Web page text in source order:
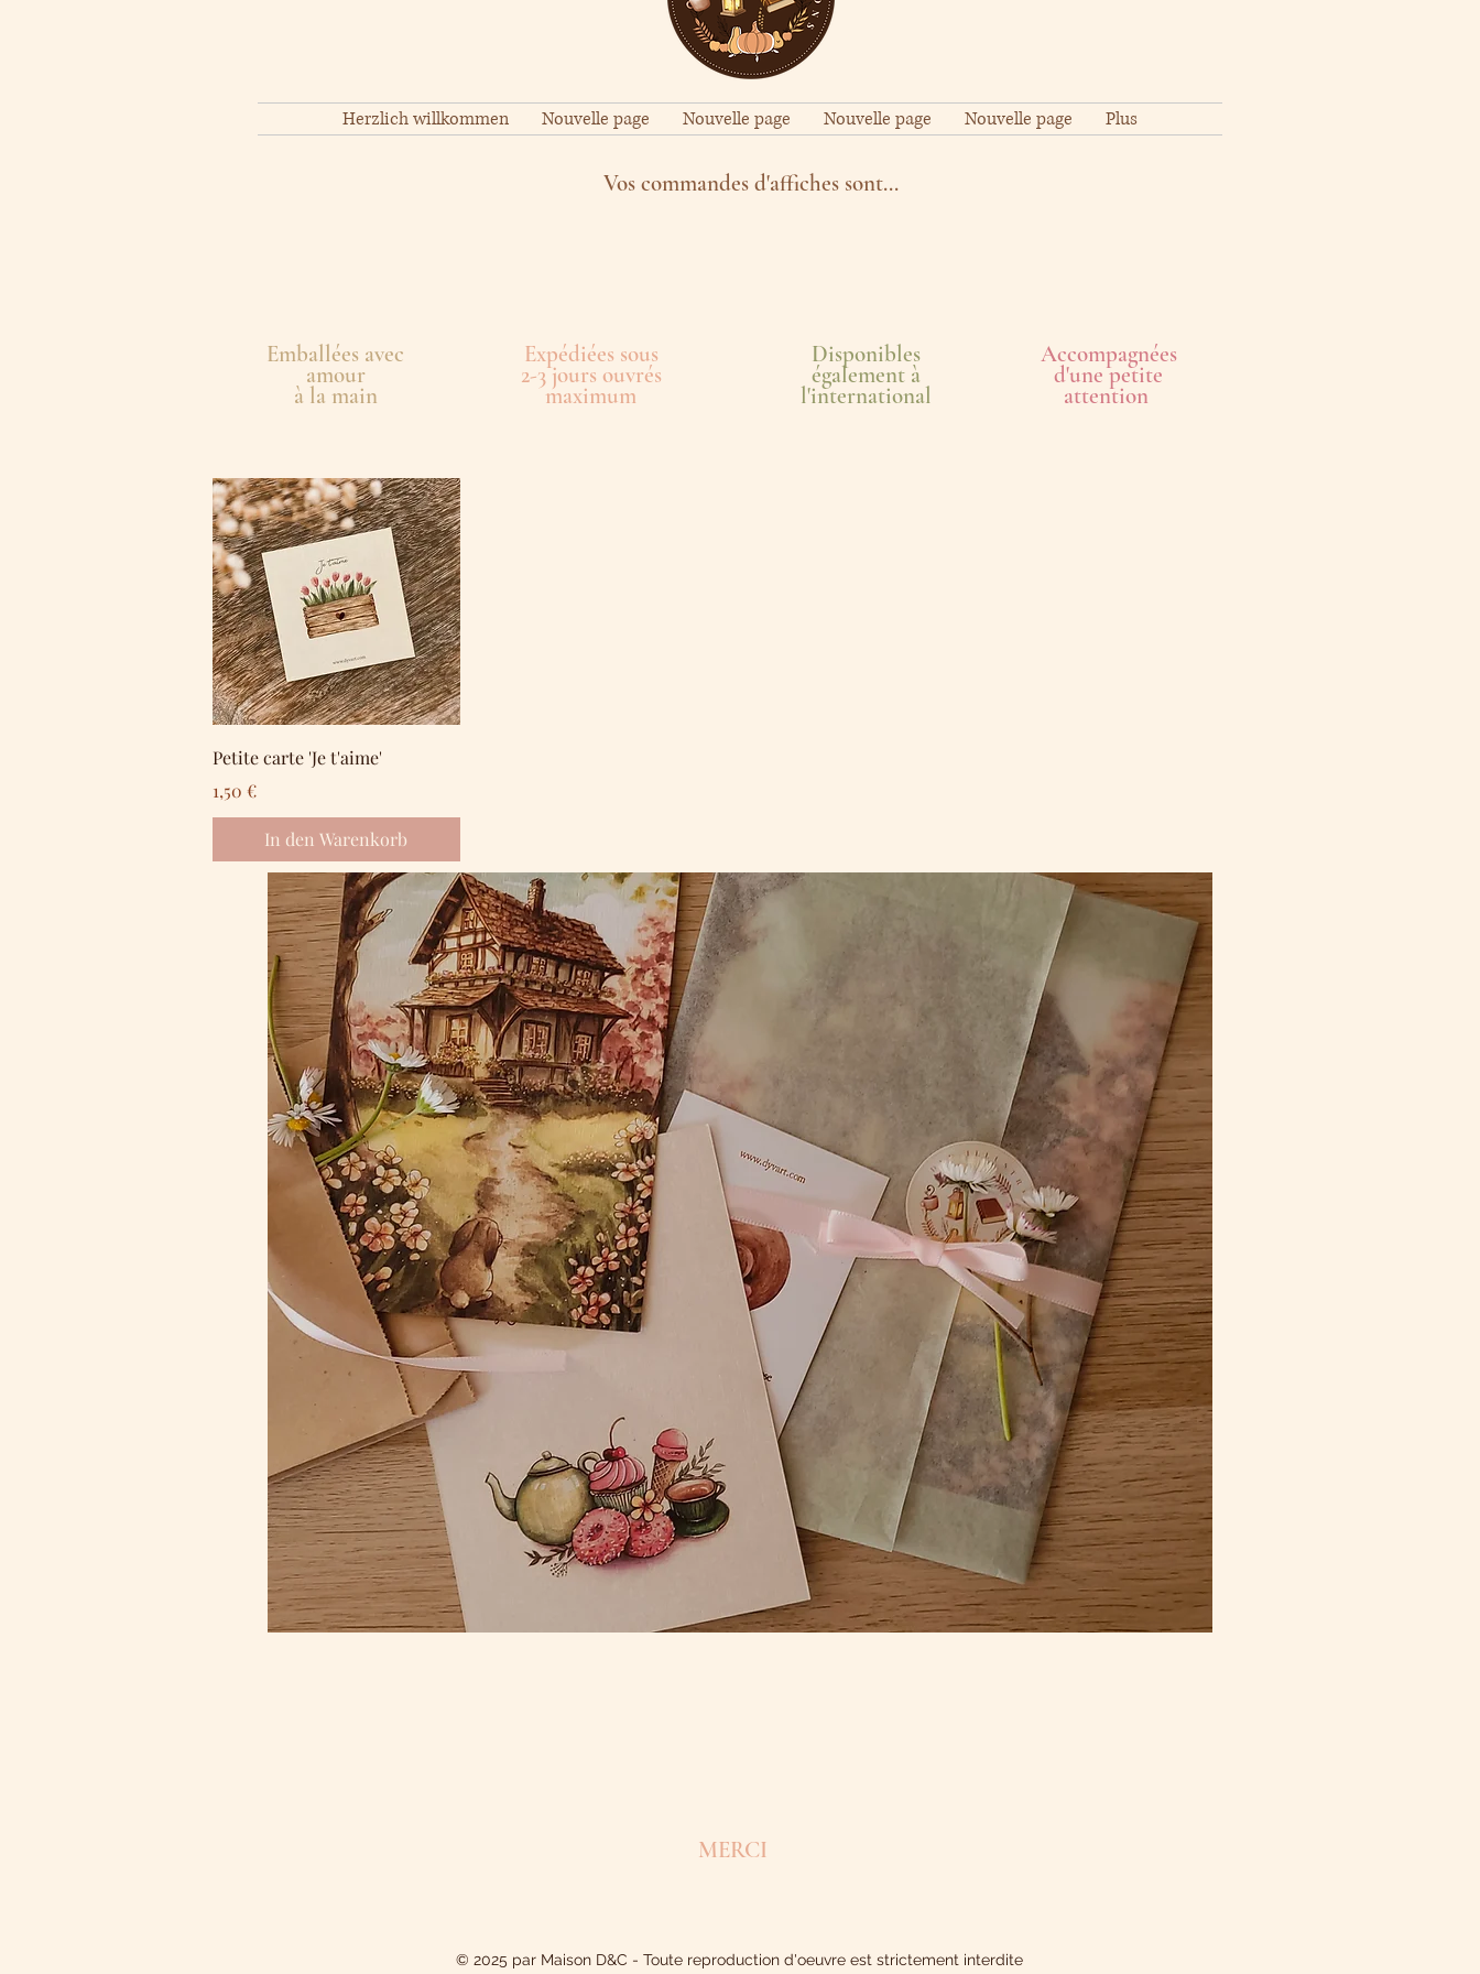
Herzlich willkommen Nouvelle page Nouvelle page Nouvelle page Nouvelle page Plus
Vos commandes d'affiches sont...
Emballées avec
amour
à la main
Expédiées sous
2-3 jours ouvrés
maximum
Disponibles
également à
l'international
Accompagnées
d'une petite
attention
Schnellansicht
Petite carte 'Je t'aime'
Preis
1,50 €
In den Warenkorb
MERCI
© 2025 par Maison D&C - Toute reproduction d'oeuvre est strictement interdite